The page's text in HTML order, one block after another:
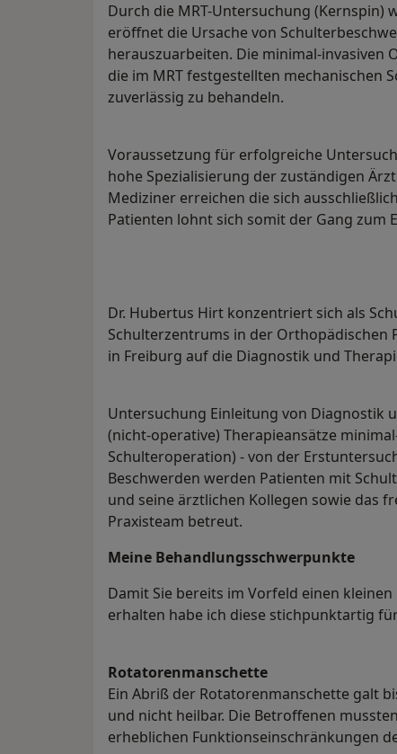
Durch die MRT-Untersuchung (Kernspin)
eröffnet die Ursache von
herauszuarbeiten. Die minimal-invasiven
die im MRT festgestellten mechanischen
zuverlässig zu behandeln.
Voraussetzung für erfolgreiche
hohe Spezialisierung der zuständigen
Mediziner erreichen die sich
Patienten lohnt sich somit der Gang zum
Dr. Hubertus Hirt konzentriert sich als
Schulterzentrums in der Orthopädischen
in Freiburg auf die Diagnostik und
Untersuchung Einleitung von Diagnostik
(nicht-operative) Therapieansätze
Schulteroperation) - von der
Beschwerden werden Patienten mit
und seine ärztlichen Kollegen sowie das
Praxisteam betreut.
Meine Behandlungs­schwerpunkte
Damit Sie bereits im Vorfeld einen
erhalten habe ich diese stichpunktartig
Rotatorenmanschette
Ein Abriß der Rotatorenmanschette galt
und nicht heilbar. Die Betroffenen
erheblichen Funktionseinschränkungen